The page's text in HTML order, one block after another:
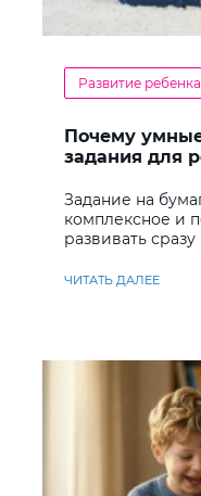
Развитие ребенка
Почему
задания для
Задание на
комплексное и
развивать
ЧИТАТЬ ДАЛЕЕ